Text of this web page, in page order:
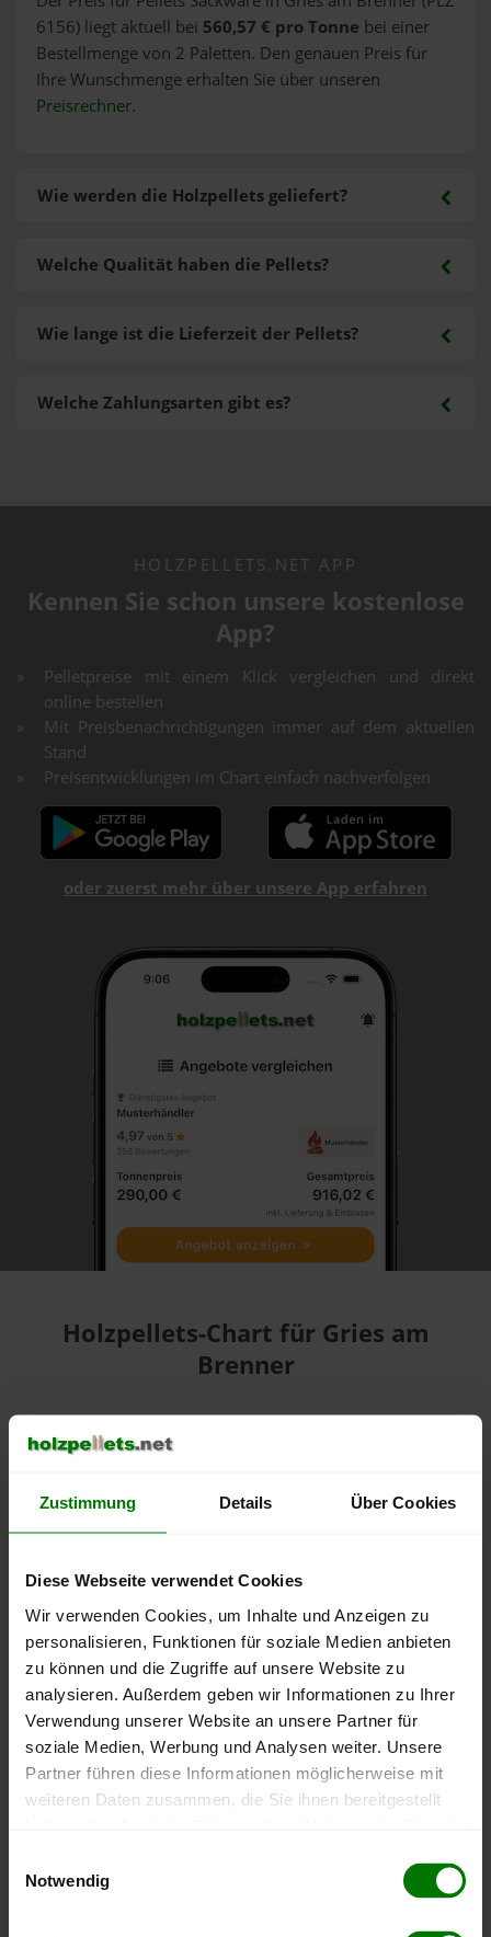
Zustimmung Details Über Cookies
Diese Webseite verwendet Cookies
Wir verwenden Cookies, um Inhalte und Anzeigen zu
personalisieren, Funktionen für soziale Medien anbieten
zu können und die Zugriffe auf unsere Website zu
analysieren. Außerdem geben wir Informationen zu Ihrer
Verwendung unserer Website an unsere Partner für
soziale Medien, Werbung und Analysen weiter. Unsere
Partner führen diese Informationen möglicherweise mit
weiteren Daten zusammen, die Sie ihnen bereitgestellt
Notwendig
6156) liegt aktuell bei 560,57 € pro Tonne bei einer
Bestellmenge von 2 Paletten. Den genauen Preis für
Ihre Wunschmenge erhalten Sie über unseren
Preisrechner.
Wie werden die Holzpellets geliefert?
Welche Zahlungsarten gibt es?
Welche Qualität haben die Pellets?
Wie lange ist die Lieferzeit der Pellets?
HOLZPELLETS.NET APP
Kennen Sie schon unsere kostenlose
App?
Pelletpreise mit einem Klick vergleichen und direkt
online bestellen
Mit Preisbenachrichtigungen immer auf dem aktuellen
Stand
Preisentwicklungen im Chart einfach nachverfolgen
oder zuerst mehr über unsere App erfahren
Holzpellets-Chart für Gries am
Brenner
von 6 Tonnenin DINplus-/ENplus-Qualität bei einer
2025
200 €
400 €